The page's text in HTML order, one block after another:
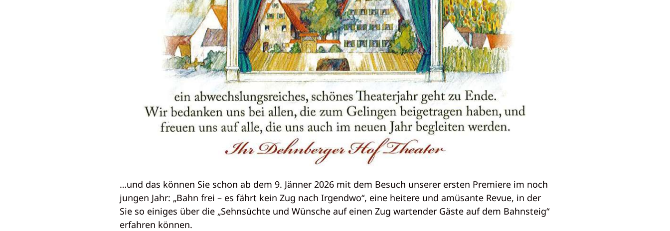
…und das können Sie schon ab dem 9. Jänner 2026 mit dem Besuch unserer ersten Premiere im noch
jungen Jahr: „Bahn frei – es fährt kein Zug nach Irgendwo“, eine heitere und amüsante Revue, in der
Sie so einiges über die „Sehnsüchte und Wünsche auf einen Zug wartender Gäste auf dem Bahnsteig“
erfahren können.